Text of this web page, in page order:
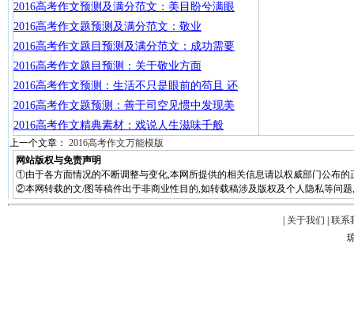
2016高考作文预测及满分范文：美目盼兮满眼
2016高考作文题预测及满分范文：敬业
2016高考作文题目预测及满分范文：成功需要
2016高考作文题目预测：关于敬业方面
2016高考作文预测：生活不只是眼前的苟且 还
2016高考作文题预测：善于司空见惯中发现美
2016高考作文精典素材：戏说人生滋味千般
上一个文章： 2016高考作文万能模版
网站版权与免责声明
①由于各方面情况的不断调整与变化,本网所提供的相关信息请以权威部门公布的
②本网转载的文/图等稿件出于非商业性目的,如转载稿涉及版权及个人隐私等问题
关于我们
联系